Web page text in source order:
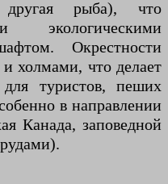
рыба), что
экологическими
Окрестности
холмами, что делает
для туристов, пеших
в направлении
Канада, заповедной